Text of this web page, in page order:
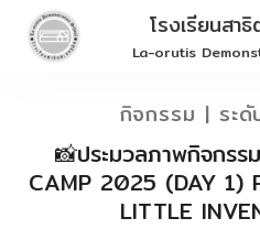
Skip
โรงเรียนสา
La-orutis
กิจกรรม | ระ
📸ประมวลภาพกิจกรร
CAMP 2025 (DAY 1)
LITTLE